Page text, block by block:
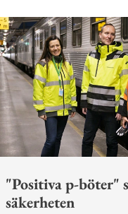
"Positiva p-böter"
säkerheten